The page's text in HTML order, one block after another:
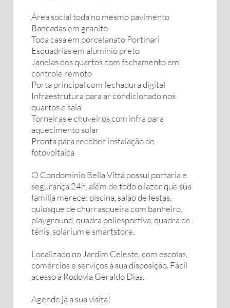
Área social toda no mesmo pavimento
Bancadas em granito
Toda casa em porcelanato Portinari
Esquadrias em alumínio preto
Janelas dos quartos com fechamento em
controle remoto
Porta principal com fechadura digital
Infraestrutura para ar condicionado nos
quartos e sala
Torneiras e chuveiros com infra para
aquecimento solar
Pronta para receber instalação de
fotovoltaica
O Condomínio Bella Vittá possui portaria e
segurança 24h, além de todo o lazer que sua
família merece: piscina, salão de festas,
quiosque de churrasqueira com banheiro,
playground, quadra poliesportiva, quadra de
tênis, solarium e smartstore.
Localizado no Jardim Celeste, com escolas,
comércios e serviços à sua disposição. Fácil
acesso à Rodovia Geraldo Dias.
Agende já a sua visita!